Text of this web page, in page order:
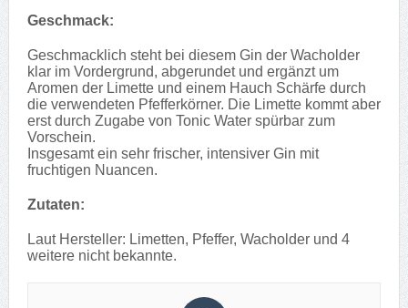
Geschmack:
Geschmacklich steht bei diesem Gin der Wacholder
klar im Vordergrund, abgerundet und ergänzt um
Aromen der Limette und einem Hauch Schärfe durch
die verwendeten Pfefferkörner. Die Limette kommt aber
erst durch Zugabe von Tonic Water spürbar zum
Vorschein.
Insgesamt ein sehr frischer, intensiver Gin mit
fruchtigen Nuancen.
Zutaten:
Laut Hersteller: Limetten, Pfeffer, Wacholder und 4
weitere nicht bekannte.